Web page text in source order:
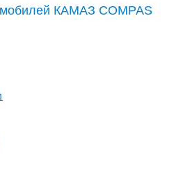
КАМАЗ COMPAS